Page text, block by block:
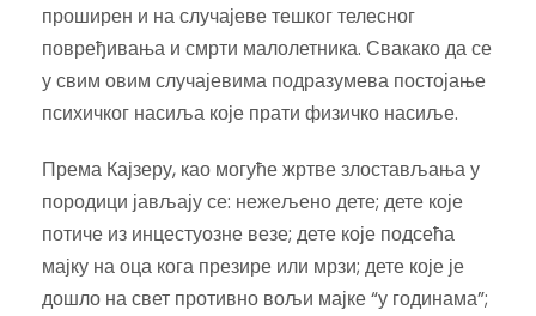
проширен и на случајеве тешког телесног
повређивања и смрти малолетника. Свакако да се
у свим овим случајевима подразумева постојање
психичког насиља које прати физичко насиље.
Према Кајзеру, као могуће жртве злостављања у
породици јављају се: нежељено дете; дете које
потиче из инцестуозне везе; дете које подсећа
мајку на оца кога презире или мрзи; дете које је
дошло на свет противно вољи мајке “у годинама”;